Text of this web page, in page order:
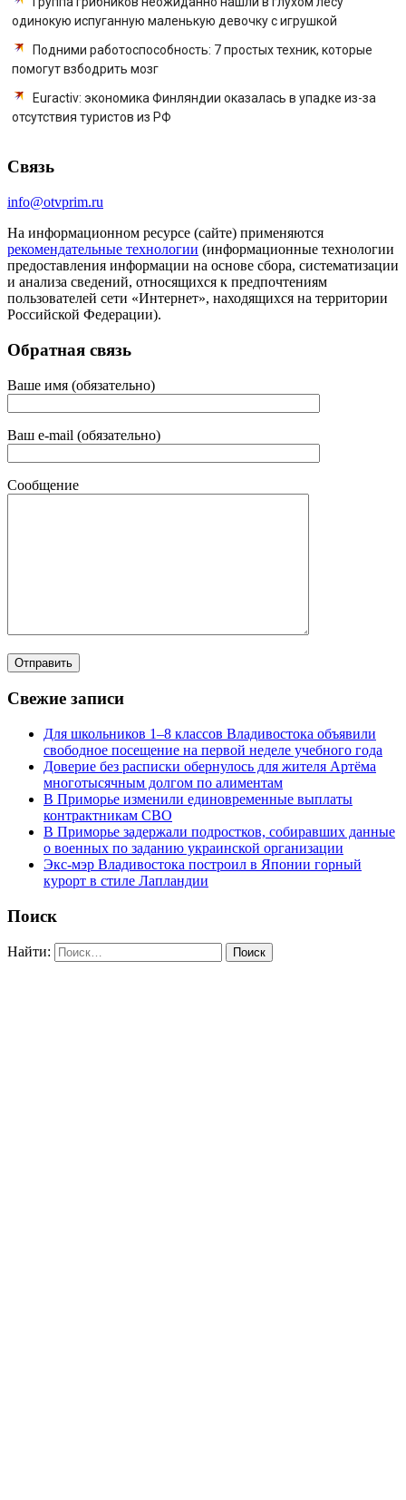
одинокую испуганную маленькую девочку с игрушкой
Подними работоспособность: 7 простых техник, которые
помогут взбодрить мозг
Euractiv: экономика Финляндии оказалась в упадке из-за
отсутствия туристов из РФ
Связь
info@otvprim.ru
На информационном ресурсе (сайте) применяются
рекомендательные технологии (информационные технологии
предоставления информации на основе сбора, систематизации
и анализа сведений, относящихся к предпочтениям
пользователей сети «Интернет», находящихся на территории
Российской Федерации).
Обратная связь
Ваше имя (обязательно)
Ваш e-mail (обязательно)
Сообщение
Свежие записи
Для школьников 1–8 классов Владивостока объявили
свободное посещение на первой неделе учебного года
Доверие без расписки обернулось для жителя Артёма
многотысячным долгом по алиментам
В Приморье изменили единовременные выплаты
контрактникам СВО
В Приморье задержали подростков, собиравших данные
о военных по заданию украинской организации
Экс-мэр Владивостока построил в Японии горный
курорт в стиле Лапландии
Поиск
Найти: